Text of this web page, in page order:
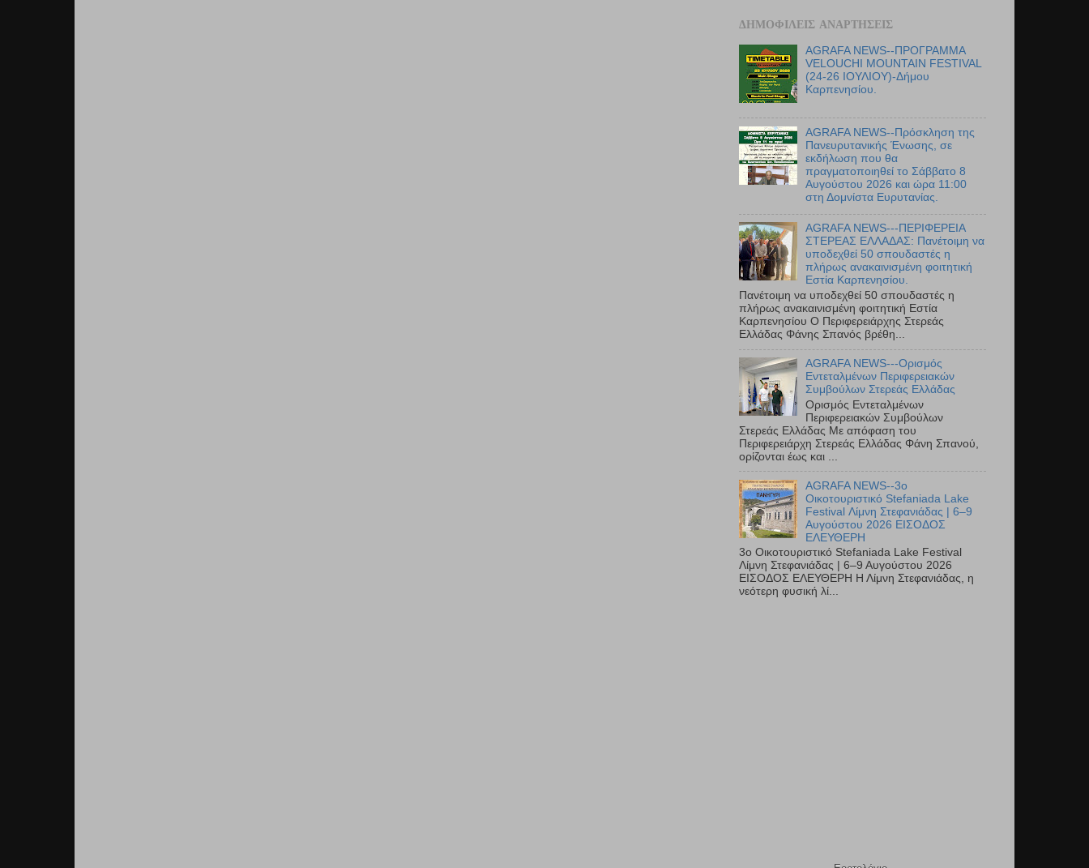
ΔΗΜΟΦΙΛΕΊΣ ΑΝΑΡΤΉΣΕΙΣ
AGRAFA NEWS--ΠΡΟΓΡΑΜΜΑ
VELOUCHI MOUNTAIN FESTIVAL
(24-26 ΙΟΥΛΙΟΥ)-Δήμου
Καρπενησίου.
AGRAFA NEWS--Πρόσκληση της
Πανευρυτανικής Ένωσης, σε
εκδήλωση που θα
πραγματοποιηθεί το Σάββατο 8
Αυγούστου 2026 και ώρα 11:00
στη Δομνίστα Ευρυτανίας.
AGRAFA NEWS---ΠΕΡΙΦΕΡΕΙΑ
ΣΤΕΡΕΑΣ ΕΛΛΑΔΑΣ: Πανέτοιμη να
υποδεχθεί 50 σπουδαστές η
πλήρως ανακαινισμένη φοιτητική
Εστία Καρπενησίου.
Πανέτοιμη να υποδεχθεί 50 σπουδαστές η
πλήρως ανακαινισμένη φοιτητική Εστία
Καρπενησίου Ο Περιφερειάρχης Στερεάς
Ελλάδας Φάνης Σπανός βρέθη...
AGRAFA NEWS---Ορισμός
Εντεταλμένων Περιφερειακών
Συμβούλων Στερεάς Ελλάδας
Ορισμός Εντεταλμένων
Περιφερειακών Συμβούλων
Στερεάς Ελλάδας Με απόφαση του
Περιφερειάρχη Στερεάς Ελλάδας Φάνη Σπανού,
ορίζονται έως και ...
AGRAFA NEWS--3ο
Οικοτουριστικό Stefaniada Lake
Festival Λίμνη Στεφανιάδας | 6–9
Αυγούστου 2026 ΕΙΣΟΔΟΣ
ΕΛΕΥΘΕΡΗ
3ο Οικοτουριστικό Stefaniada Lake Festival
Λίμνη Στεφανιάδας | 6–9 Αυγούστου 2026
ΕΙΣΟΔΟΣ ΕΛΕΥΘΕΡΗ Η Λίμνη Στεφανιάδας, η
νεότερη φυσική λί...